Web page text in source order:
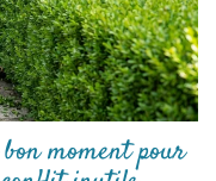
moment pour